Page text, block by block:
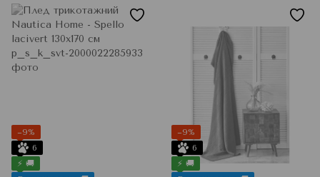
−9%
6
⚡ 🚚
−9%
6
⚡ 🚚